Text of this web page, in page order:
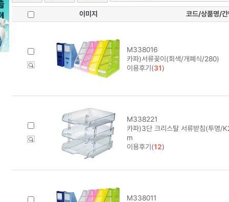
이미지 코드/상품명/간
M338016
카파)서류꽂이(회색/개폐식/280)
이용후기(31)
M338221
카파)3단 크리스탈 서류받침(투
m
이용후기(12)
M338011